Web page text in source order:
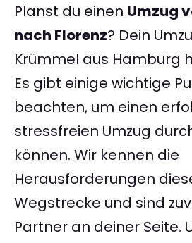
Planst du einen Umzug
nach Florenz? Dein
Krümmel aus Hamburg
Es gibt einige wichtige
beachten, um einen
stressfreien Umzug
können. Wir kennen die
Herausforderungen
Wegstrecke und sind
Partner an deiner Seite.